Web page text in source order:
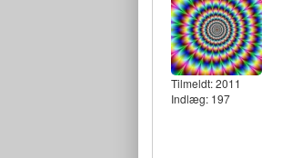
Tilmeldt:2011
Indlæg: 197